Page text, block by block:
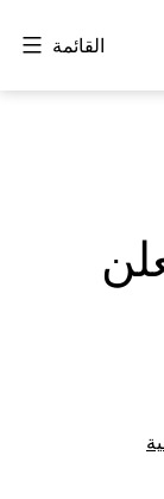
القائمة